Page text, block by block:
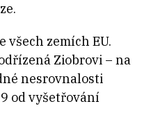
všech zemích EU.
Ziobrovi – na
nesrovnalosti
od vyšetřování